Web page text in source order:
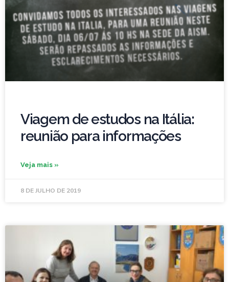
Viagem de estudos na Itália:
reunião para informações
Veja mais »
8 DE JULHO DE 2019